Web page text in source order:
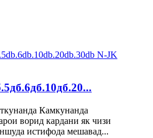
Камкунанда
ворид кардани як чизи
истифода мешавад...